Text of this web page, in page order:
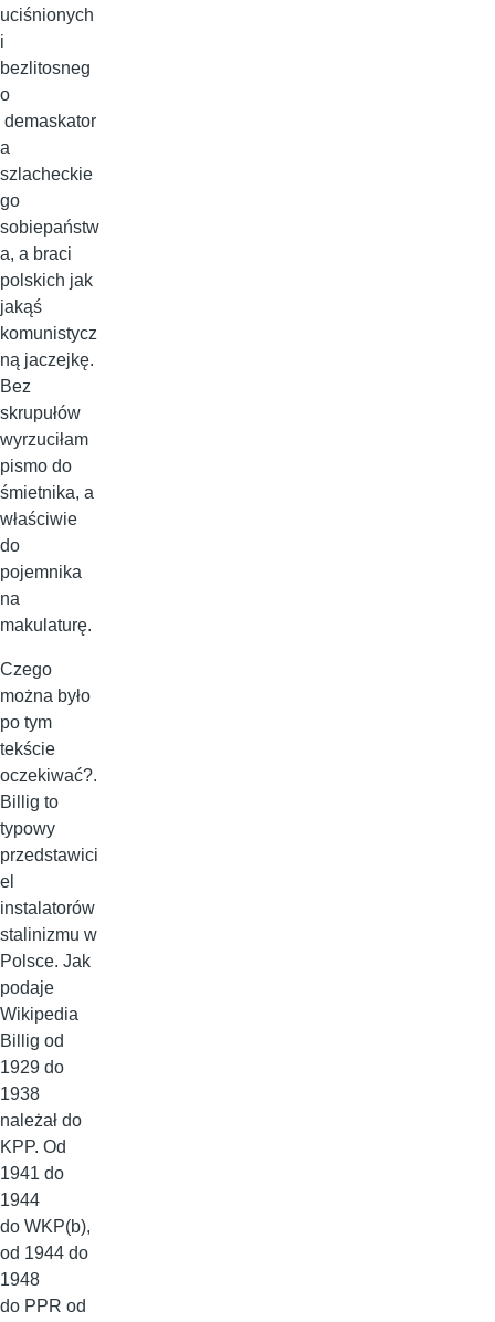
uciśnionych
i
bezlitosneg
o
demaskator
a
szlacheckie
go
sobiepaństw
a, a braci
polskich jak
jakąś
komunistycz
ną jaczejkę.
Bez
skrupułów
wyrzuciłam
pismo do
śmietnika, a
właściwie
do
pojemnika
na
makulaturę.
Czego
można było
po tym
tekście
oczekiwać?.
Billig to
typowy
przedstawici
el
instalatorów
stalinizmu w
Polsce. Jak
podaje
Wikipedia
Billig od
1929 do
1938
należał do
KPP. Od
1941 do
1944
do WKP(b),
od 1944 do
1948
do PPR od